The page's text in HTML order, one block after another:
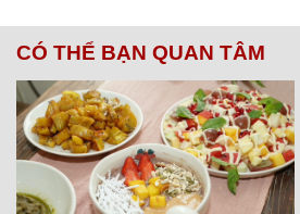
CÓ THỂ BẠN QUAN TÂM